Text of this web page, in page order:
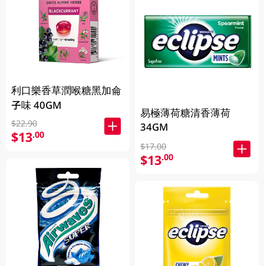
利口樂香草潤喉糖黑加侖
子味 40GM
$22.90
$13.00
易極薄荷糖清香薄荷
34GM
$17.00
$13.00